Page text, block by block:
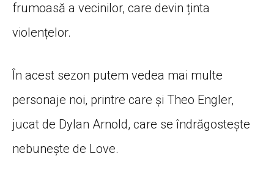
frumoasă a vecinilor, care devin ținta
violențelor.
În acest sezon putem vedea mai multe
personaje noi, printre care și Theo Engler,
jucat de Dylan Arnold, care se îndrăgostește
nebunește de Love.